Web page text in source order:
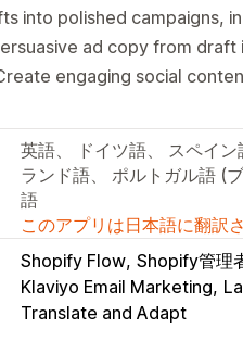
into polished campaigns,
ad copy from draft
engaging social
英語、 ドイツ語、 スペイ
ランド語、 ポルトガル語 (
語
このアプリは日本語に翻訳
Shopify Flow Shopify管理
Klaviyo Email Marketing
Translate and Adapt